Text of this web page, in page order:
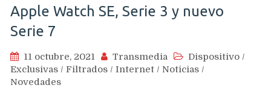
Apple Watch SE, Serie 3 y nuevo
Serie 7
11 octubre, 2021 Transmedia Dispositivo /
Exclusivas / Filtrados / Internet / Noticias /
Novedades